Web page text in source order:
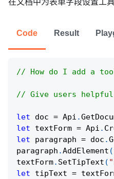
Code Result
// How do I add a
// Give users
let doc = Api .
let textForm = Api .
let paragraph = doc .
paragraph .AddElement (
textForm. SetTipText (
let tipText =